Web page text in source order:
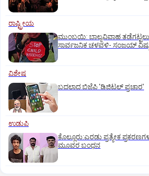
ರಾಷ್ಟ್ರೀಯ
ಮುಂಬಯಿ: ಬಾಲ್ಯವಿವಾಹ ತಡೆಗಟ್ಟಲು
ಸಾರ್ವಜನಿಕ ಚಳವಳಿ- ಸಂಜಯ್‌
ವಿಶೇಷ
ಬದಲಾದ ಬಿಜೆಪಿ 'ಡಿಜಿಟಲ್‌ ಪ್ರಚಾರ'
ಉಡುಪಿ
ಕೊಲ್ಲೂರು:ಎರಡು ಪ್ರತ್ಯೇಕ
ಮೂವರ ಬಂಧನ